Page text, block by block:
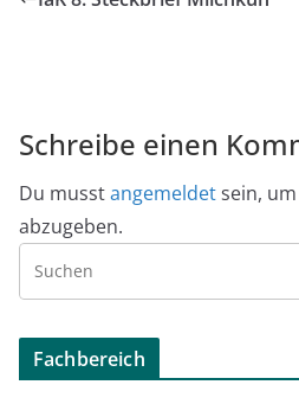
Schreibe einen
Du musstangemeldetsein,
abzugeben.
Fachbereich